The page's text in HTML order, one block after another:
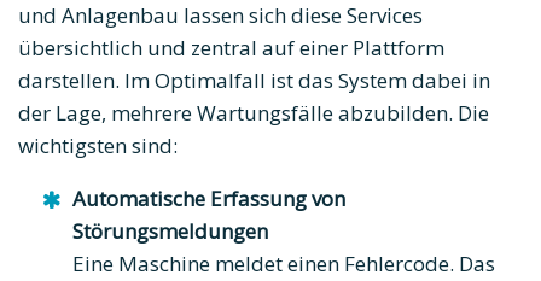
und Anlagenbau lassen sich diese Services
übersichtlich und zentral auf einer Plattform
darstellen. Im Optimalfall ist das System dabei in
der Lage, mehrere Wartungsfälle abzubilden. Die
wichtigsten sind:
Automatische Erfassung von
Störungsmeldungen
Eine Maschine meldet einen Fehlercode. Das